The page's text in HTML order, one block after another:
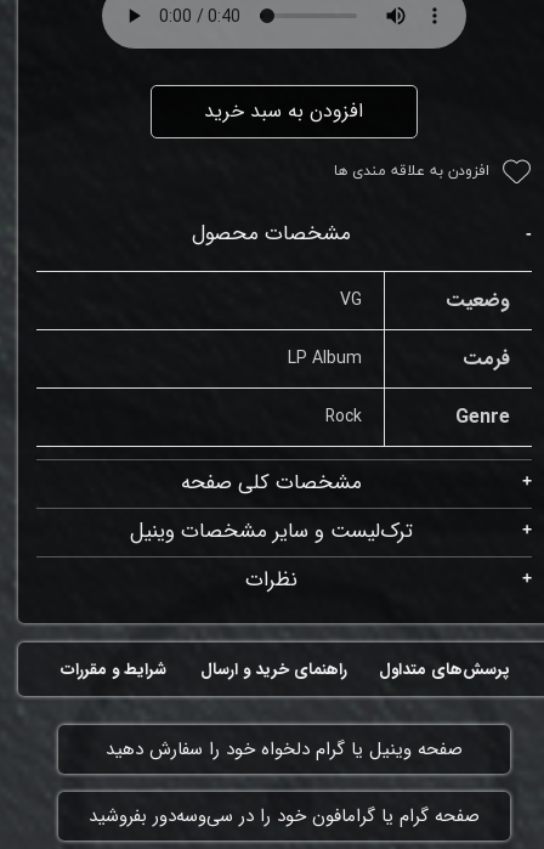
افزودن به سبد خرید
افزودن به علاقه مندی ها
مشخصات محصول
وضعیت VG
فرمت LP Album
Genre
Rock
مشخصات کلی صفحه
ترک‌لیست و سایر مشخصات وینیل
نظرات
شرایط و مقررات راهنمای خرید و ارسال پرسش‌های متداول
​صفحه وینیل یا گرام دلخواه خود را سفارش دهید
​صفحه گرام یا گرامافون خود را در سی‌وسه‌دور بفروشید